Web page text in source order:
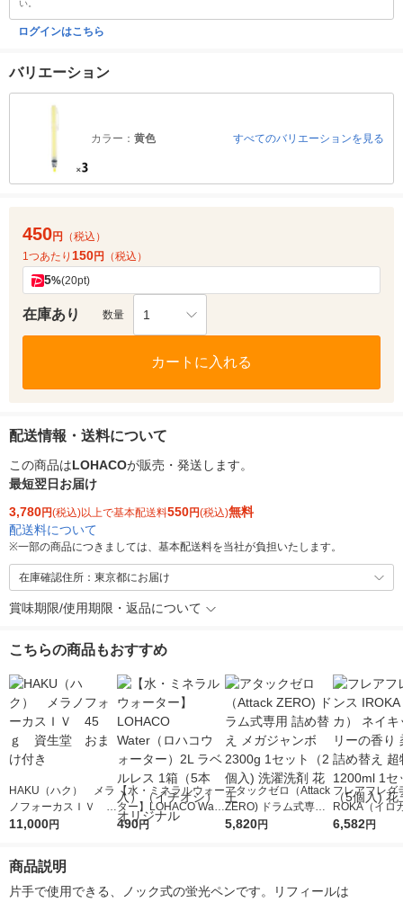
い。
ログインはこちら
バリエーション
カラー： 黄色 すべてのバリエーションを見る
450円
（税込）
1つあたり 150円 （税込）
5%(20pt)
在庫あり 数量 1
カートに入れる
配送情報・送料について
この商品はLOHACOが販売・発送します。
最短翌日お届け
3,780円(税込)以上で基本配送料550円(税込)無料
配送料について
※一部の商品につきましては、基本配送料を当社が負担いたします。
在庫確認住所：東京都にお届け
賞味期限/使用期限・返品について
こちらの商品もおすすめ
HAKU（ハク） メラ
ノフォーカスＩＶ 4
5ｇ 資生堂 おまけ
11,000円
【水・ミネラルウォー
ター】LOHACO Wate
r（ロハコウォータ
490円
アタックゼロ（Attack
ZERO) ドラム式専用
詰め替え メガジャン
5,820円
フレアフレグ
ROKA（イロ
イキッドリリ
6,582円
商品説明
片手で使用できる、ノック式の蛍光ペンです。リフィールは